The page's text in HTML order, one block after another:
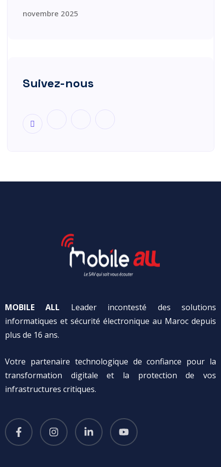
novembre 2025
Suivez-nous
MOBILE ALL Leader incontesté des solutions
informatiques et sécurité électronique au Maroc depuis
plus de 16 ans.
Votre partenaire technologique de confiance pour la
transformation digitale et la protection de vos
infrastructures critiques.